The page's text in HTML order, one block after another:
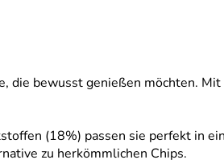
die bewusst genießen möchten.
(18%) passen sie perfekt in
zu herkömmlichen Chips.